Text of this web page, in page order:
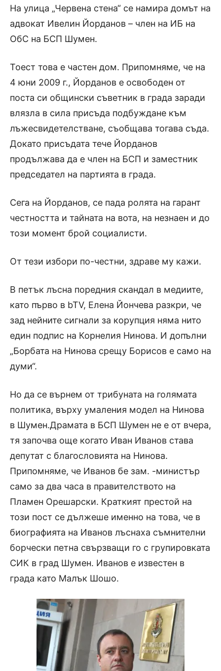
На улица „Червена стена“ се намира домът на
адвокат Ивелин Йорданов – член на ИБ на
ОбС на БСП Шумен.
Тоест това е частен дом. Припомняме, че на
4 юни 2009 г., Йорданов е освободен от
поста си общински съветник в града заради
влязла в сила присъда подбуждане към
лъжесвидетелстване, съобщава тогава съда.
Докато присъдата тече Йорданов
продължава да е член на БСП и заместник
председател на партията в града.
Сега на Йорданов, се пада ролята на гарант
честността и тайната на вота, на незнаен и до
този момент брой социалисти.
От тези избори по-честни, здраве му кажи.
В петък лъсна поредния скандал в медиите,
като първо в bTV, Елена Йончева разкри, че
зад нейните сигнали за корупция няма нито
един подпис на Корнелия Нинова. И допълни
„Борбата на Нинова срещу Борисов е само на
думи“.
Но да се върнем от трибуната на голямата
политика, върху умаления модел на Нинова
в Шумен.Драмата в БСП Шумен не е от вчера,
тя започва още когато Иван Иванов става
депутат с благословията на Нинова.
Припомняме, че Иванов бе зам. -министър
само за два часа в правителството на
Пламен Орешарски. Краткият престой на
този пост се дължеше именно на това, че в
биографията на Иванов лъснаха съмнителни
борчески петна свързващи го с групировката
СИК в град Шумен. Иванов е известен в
града като Малък Шошо.